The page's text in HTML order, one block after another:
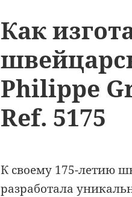
Как
Philippe
Ref. 5175
К своему 175-летию
разработала